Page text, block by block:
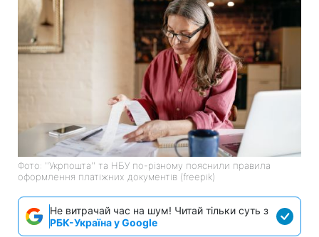
Фото: ''Укрпошта'' та НБУ по-різному пояснили правила
оформлення платіжних документів (freepik)
Не витрачай час на шум! Читай тільки суть з
РБК-Україна у Google